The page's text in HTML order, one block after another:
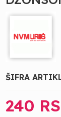
ŠIFRA
240